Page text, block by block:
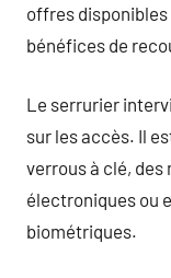
offres
bénéfices de
Le serrurier
sur les accès. Il
verrous à clé,
électroniques ou
biométriques.